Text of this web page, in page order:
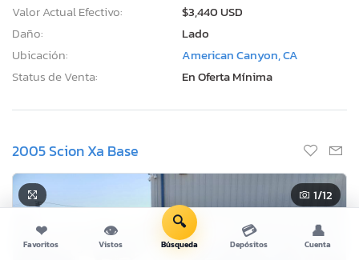
Valor Actual Efectivo:
$3,440 USD
Daño:
Lado
Ubicación:
American Canyon, CA
Status de Venta:
En Oferta Mínima
2005 Scion Xa Base
1/12
❤
Favoritos
👁
Vistos
🔍
Búsqueda
💳
Depósitos
👤
Cuenta